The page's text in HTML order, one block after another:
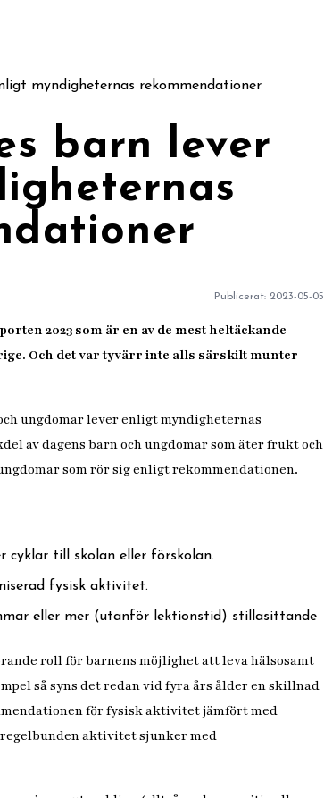
myndigheternas rekommendationer
barn lever
Publicerat: 2023-05-05
2023 som är en av de mest heltäckande
Och det var tyvärr inte alls särskilt munter
ungdomar lever enligt myndigheternas
av dagens barn och ungdomar som äter frukt och
som rör sig enligt rekommendationen.
cyklar till skolan eller förskolan.
fysisk aktivitet.
eller mer (utanför lektionstid) stillasittande
roll för barnens möjlighet att leva hälsosamt
så syns det redan vid fyra års ålder en skillnad
för fysisk aktivitet jämfört med
regelbunden aktivitet sjunker med